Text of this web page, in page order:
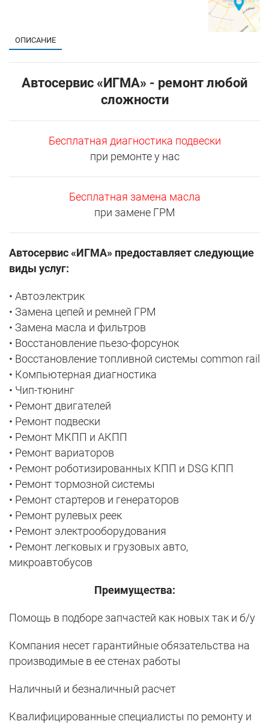
ОПИСАНИЕ
Автосервис «ИГМА» - ремонт любой
сложности
Бесплатная диагностика подвески
при ремонте у нас
Бесплатная замена масла
при замене ГРМ
Автосервис «ИГМА» предоставляет следующие
виды услуг:
• Автоэлектрик
• Замена цепей и ремней ГРМ
• Замена масла и фильтров
• Восстановление пьезо-форсунок
• Восстановление топливной системы common rail
• Компьютерная диагностика
• Чип-тюнинг
• Ремонт двигателей
• Ремонт подвески
• Ремонт МКПП и АКПП
• Ремонт вариаторов
• Ремонт роботизированных КПП и DSG КПП
• Ремонт тормозной системы
• Ремонт стартеров и генераторов
• Ремонт рулевых реек
• Ремонт электрооборудования
• Ремонт легковых и грузовых авто,
микроавтобусов
Преимущества:
Помощь в подборе запчастей как новых так и б/у
Компания несет гарантийные обязательства на
производимые в ее стенах работы
Наличный и безналичный расчет
Квалифицированные специалисты по ремонту и